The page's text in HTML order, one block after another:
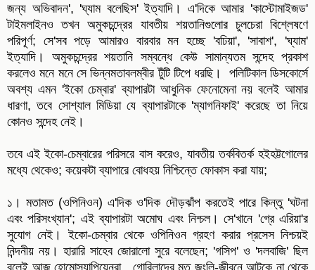
জন্য অভিবাদন', 'ঘ্যাম বলেছিস' ইত্যাদি। এ'দিকে আমার 'কাস্টোমাইজড'
টাইমলাইনও তখন অমুকচন্দ্রের যাবতীয় শয়তানিগুলোর চুলচেরা বিশ্লেষণে
পরিপূর্ণ; সে'সব পড়ে আমারও বারবার মন হচ্ছে 'বঢিয়া', 'সাবাশ', 'ঘ্যাম'
ইত্যাদি। অমুকচন্দ্রের শয়তানি সম্বন্ধে কেউ সামান্যতম সন্দেহ প্রকাশ
করলেও মনে মনে সে ভিন্নমতাবলম্বীর টুঁটি টিপে ধরছি। পলিটিকাল ডিসকোর্সে
অবশ্য এমন 'ইকো চেম্বার' ব্যাপারটা আধুনিক ফেনোমেনা নয় বলেই আমার
ধারণা, তবে সোশ্যাল মিডিয়া যে ব্যাপারটাকে 'ম্যাগনিফাই' করেছে তা নিয়ে
কোনও সন্দেহ নেই।
তবে এই ইকো-চেম্বারের পরিসরে বাস করেও, যাবতীয় তর্কবিতর্ক হইহট্টগোলের
মধ্যে থেকেও; কয়েকটা ব্যাপারে বোধহয় নিশ্চিন্তে ফোকাস করা যায়;
১। মতামত (ওপিনিওন) এ'দিক ও'দিক দৌড়ঝাঁপ করতেই পারে কিন্তু 'ঘটনা
এবং পরিসংখ্যান'; এই ব্যাপারটা অমোঘ এবং নিশ্চল। সে'খানে 'গ্রে এরিয়া'র
সুযোগ নেই। ইকো-চেম্বার থেকে ওপিনিওন গ্রহণ করার প্রসেস নিশ্চয়ই
নিন্দনীয় নয়। হারারি সাহেব জোরালো সুরে বলেছেন; 'গসিপ' ও 'দলবাজি' ছিল
বলেই আজ হোমোস্যাপিয়েনরা গোরিলাদের মত জংলি-জীবনে আটকে না থেকে